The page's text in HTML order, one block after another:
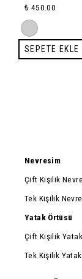
₺ 450.00
SEPETE EKLE
Nevresim
Çift Kişilik
Tek Kişilik
Yatak Örtüsü
Çift Kişilik
Tek Kişilik